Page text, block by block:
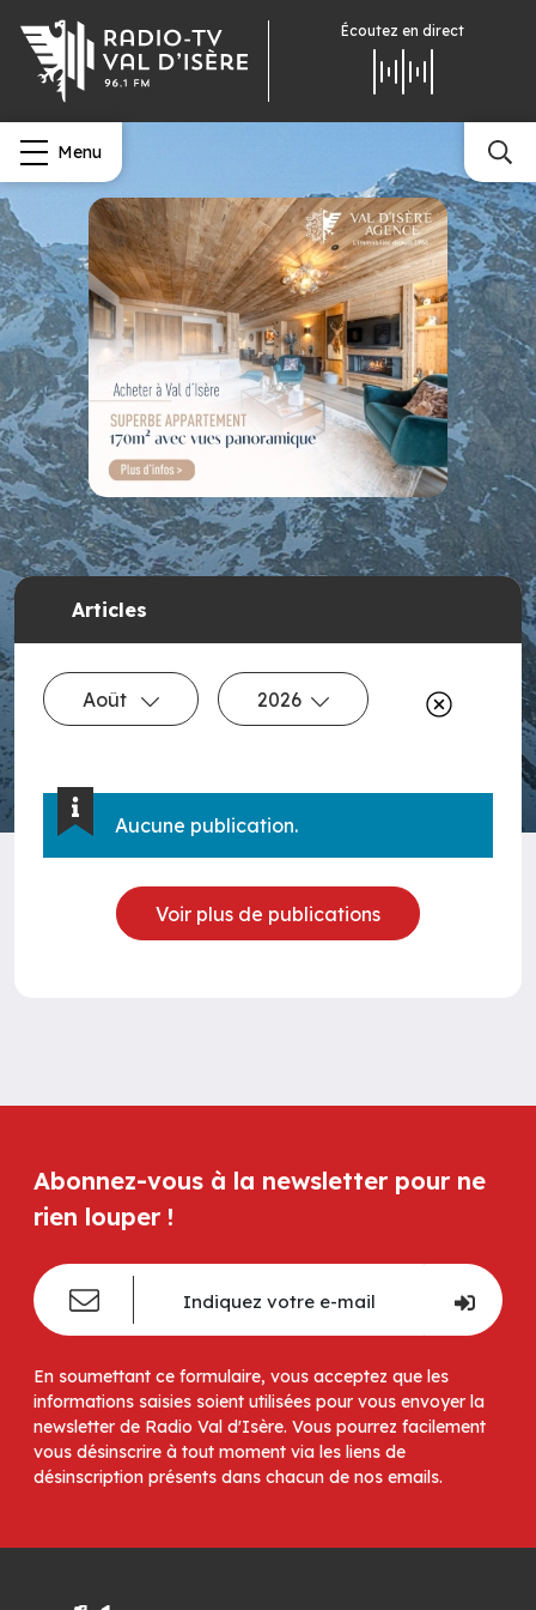
Écoutez en direct
Menu
Articles
Août 2026
Aucune publication.
Voir plus de publications
Abonnez-vous à la newsletter pour ne
rien louper !
En soumettant ce formulaire, vous acceptez que les
informations saisies soient utilisées pour vous envoyer la
newsletter de Radio Val d'Isère. Vous pourrez facilement
vous désinscrire à tout moment via les liens de
désinscription présents dans chacun de nos emails.